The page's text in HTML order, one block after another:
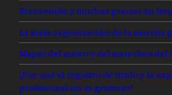
Bienvenido y muchas gracias en
La mala organización de la marcha
Mapas del metro y del metrobús del
¿Por qué el registro de título y la
profesional no es gratuito?